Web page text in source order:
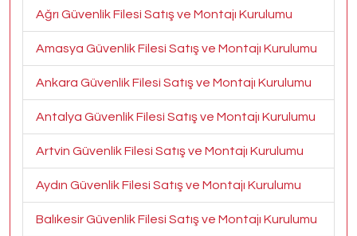
Ağrı Güvenlik Filesi Satış ve Montajı Kurulumu
Amasya Güvenlik Filesi Satış ve Montajı Kurulumu
Ankara Güvenlik Filesi Satış ve Montajı Kurulumu
Antalya Güvenlik Filesi Satış ve Montajı Kurulumu
Artvin Güvenlik Filesi Satış ve Montajı Kurulumu
Aydın Güvenlik Filesi Satış ve Montajı Kurulumu
Balıkesir Güvenlik Filesi Satış ve Montajı Kurulumu